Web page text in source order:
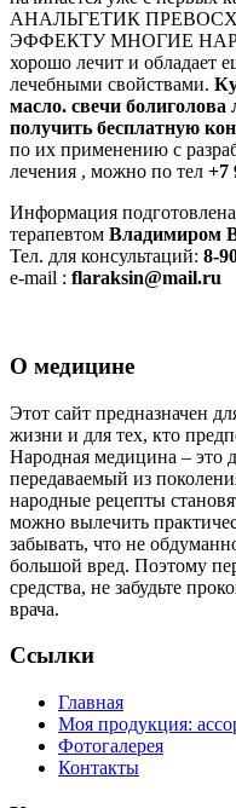
АНАЛЬГЕТИК
ЭФФЕКТУ МНОГИЕ
хорошо лечит и обладает
лечебными свойствами.
масло. свечи
получить бесплатную
по их применению с
лечения , можно по тел +7
Информация
терапевтом Владимиром
Тел. для консультаций: 8-
e-mail : flaraksin@mail.ru
О медицине
Этот сайт предназначен
жизни и для тех, кто
Народная медицина – это
передаваемый из
народные рецепты
можно вылечить
забывать, что не
большой вред. Поэтому
средства, не забудьте
врача.
Ссылки
Главная
Моя продукция:
Фотогалерея
Контакты